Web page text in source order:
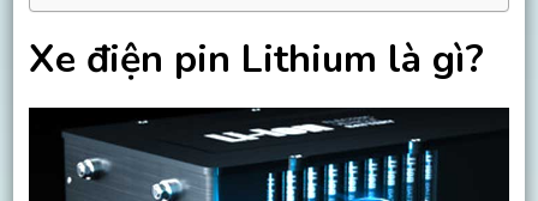
Xe điện pin Lithium là gì?